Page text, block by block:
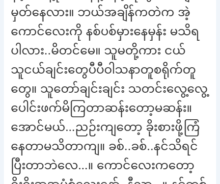
မှတ်နေလား။ ဘယ်အချိန်ကတဲက အဲ့
ကောင်လေးကို နစ်ပစ်မှားနေမှန်း မသိရ
ပါလား..မိတင်မေ။ သူမတို့ကား ငယ်
သူငယ်ချင်းတွေပီပီဝါသနာတူစရိုက်တူ
တွေ။ သူတော်ချင်းချင်း သတင်းလွေ့လွေ့
ပေါင်းဖက်မိကြတာဆန်းတော့မဆန်း။
အောင်မယ်…ညဉ်းကျတော့ ခိုးစားဖို့ကြံ
နေတာမသိတာကျ။ ခစ်..ခစ်..နင်သိရင်
ပြီးတာဘဲလေ…။ ကောင်လေးကတော့